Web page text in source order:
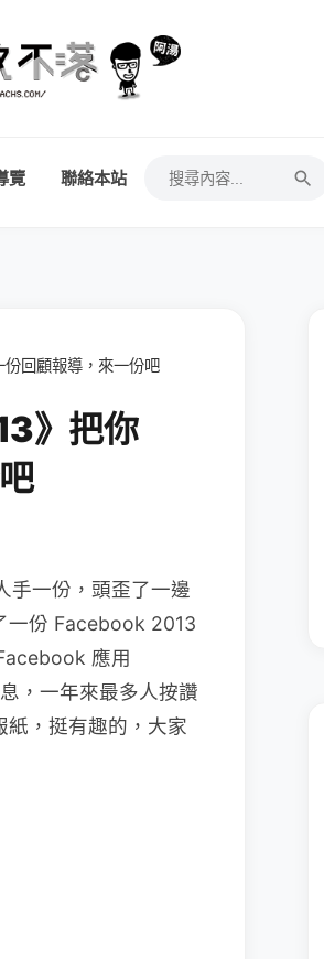
覽 聯絡本站
回顧報導，來一份吧
》把你
手一份，頭歪了一邊
一份 Facebook 2013
應用
，一年來最多人按讚
紙，挺有趣的，大家